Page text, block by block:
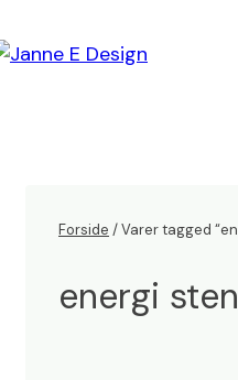
Hop
Forside / Varer tagged
energi sten